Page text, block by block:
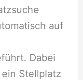
auf
Dabei
Stellplatz